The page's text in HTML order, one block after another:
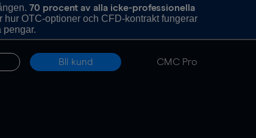
70 procent av alla icke-professionella
hur OTC-optioner och CFD-kontrakt fungerar
pengar.
Bli kund CMC Pro